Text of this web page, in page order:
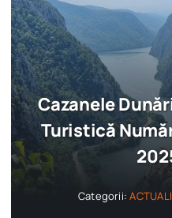
Cazanele
Turistică
Categorii: